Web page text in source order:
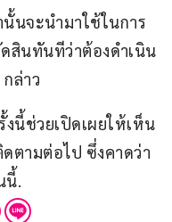
นจะนำมาใช้ในการ
สินทันทีว่าต้องดำเนิน
ล่าว
งนี้ช่วยเปิดเผยให้เห็น
ตามต่อไป ซึ่งคาดว่า
นี้.